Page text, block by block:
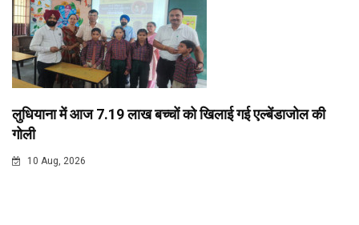
लुधियाना में आज 7.19 लाख बच्चों को खिलाई गई एल्बेंडाजोल की
गोली
10 Aug, 2026